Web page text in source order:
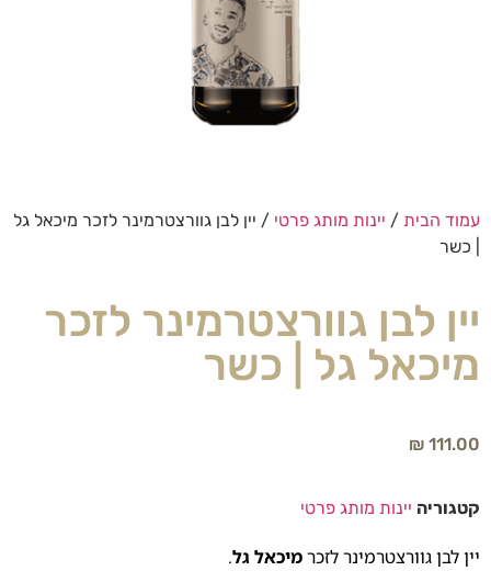
עמוד הבית / יינות מותג פרטי / יין לבן גוורצטרמינר לזכר מיכאל גל
| כשר
יין לבן גוורצטרמינר לזכר
מיכאל גל | כשר
₪ 111.00
קטגוריה יינות מותג פרטי
יין לבן גוורצטרמינר לזכרמיכאל גל.